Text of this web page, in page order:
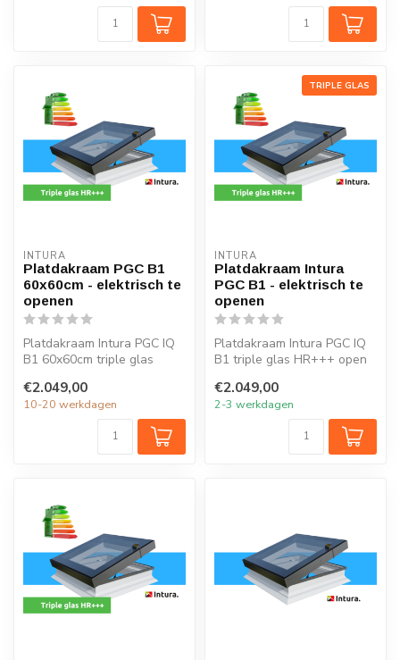
INTURA
Platdakraam PGC B1
60x60cm - elektrisch te
openen
Platdakraam Intura PGC IQ
B1 60x60cm triple glas
eenvoudi...
€2.049,00
10-20 werkdagen
TRIPLE GLAS
INTURA
Platdakraam Intura
PGC B1 - elektrisch te
openen
Platdakraam Intura PGC IQ
B1 triple glas HR+++ open
af...
€2.049,00
2-3 werkdagen